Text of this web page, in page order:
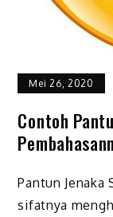
Mei 26, 2020
Contoh
Pantun Jenaka
sifatnya